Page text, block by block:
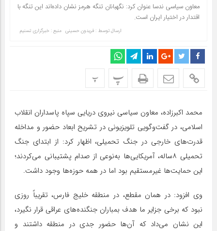
معاون سیاسی ندسا عنوان کرد: نگهبانان تنگه هرمز نشان داده‌اند این تنگه با
اقتدار در اختیار ایران است.
ارسال توسط : فریدون حسینی منبع : خبرگزاری تسنیم
پ پ
محمد اکبرزاده، معاون سیاسی نیروی دریایی سپاه پاسداران انقلاب
اسلامی، در گفت‌وگویی تلویزیونی در تشریح ابعاد حضور و مداخله
قدرت‌های خارجی در جنگ تحمیلی، اظهار کرد: از ابتدای جنگ
تحمیلی ۸ساله، آمریکایی‌ها به‌نوعی از صدام پشتیبانی می‌کردند؛
این حمایت‌ها غیرمستقیم بود اما در همه حوزه‌ها وجود داشت.
وی افزود: در همان مقطع، در منطقه خلیج فارس، تقریباً روزی
نبود که برخی جزایر ما هدف بمباران جنگنده‌های عراقی قرار نگیرد،
این نشان می‌داد که آن‌ها حضور جدی در منطقه داشتند و